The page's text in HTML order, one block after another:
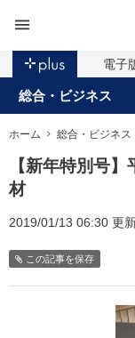
電子
総合・ビジネス
ホーム 総合・ビジネス
【新年特別号
材
2019/01/13 06:30 更
この記事を保存